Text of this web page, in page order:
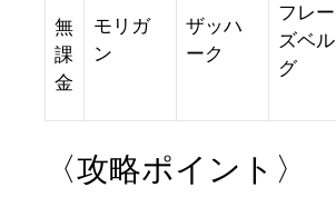
無
課
金
モリガ
ン
ザッハ
ーク
フレー
ズベル
グ
〈攻略ポイント〉